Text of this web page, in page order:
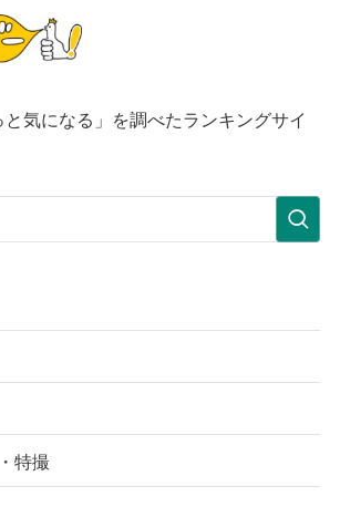
気になる」を調べたランキングサイ
特撮